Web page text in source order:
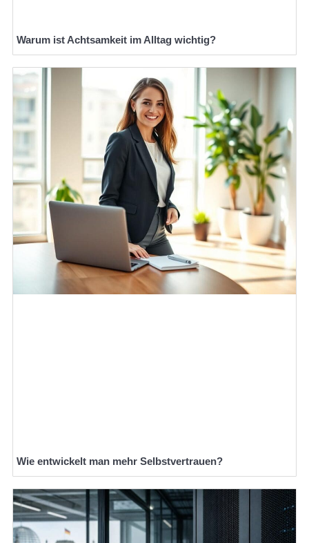
Warum ist Achtsamkeit im Alltag wichtig?
Wie entwickelt man mehr Selbstvertrauen?